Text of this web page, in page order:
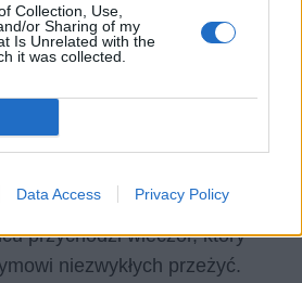
Collection, Use,
or Sharing of my
Is Unrelated with the
it was collected.
Data Access Privacy Policy
się do islamu, przyrównuje
lodu postawionej przez
dla aniołów
chmury. Przywołuje
blokujące drogę
przychodzi wieczór, który
niezwykłych przeżyć.